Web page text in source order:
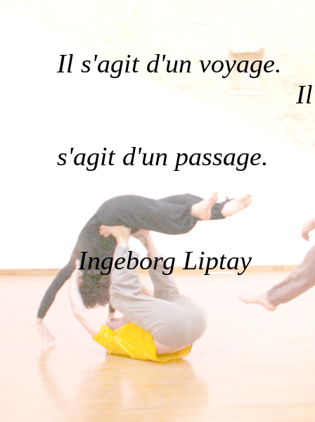
Il s'agit d'un voyage.
Il s'agit
s'agit d'un passage.
Ingeborg Liptay